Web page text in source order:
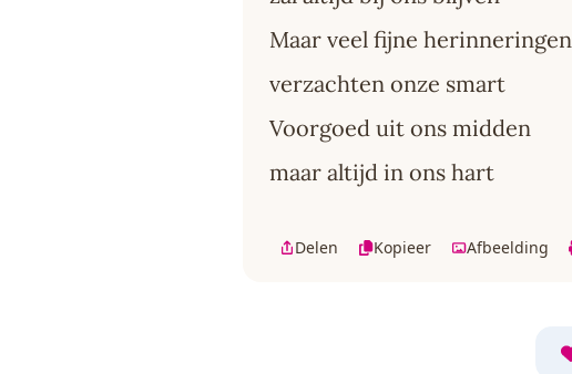
Maar veel fijne herinneringen
verzachten onze smart
Voorgoed uit ons midden
maar altijd in ons hart
Delen Kopieer Afbeelding